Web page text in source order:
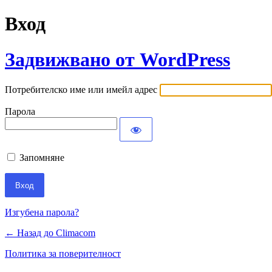
Вход
Задвижвано от WordPress
Потребителско име или имейл адрес
Парола
Запомняне
Изгубена парола?
← Назад до Climacom
Политика за поверителност